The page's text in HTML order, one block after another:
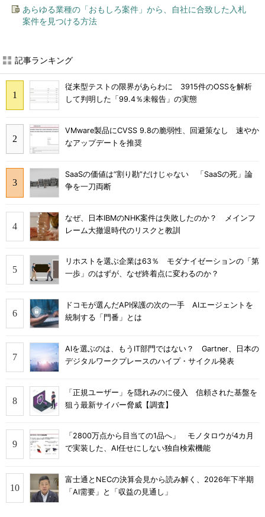
あらゆる業種の「おもしろ案件」から、自社に合致した入札
案件を見つける方法
記事ランキング
従来型テストの限界があらわに 3915件のOSSを解析
して判明した「99.4％未報告」の実態
VMware製品にCVSS 9.8の脆弱性、回避策なし 速やか
なアップデートを推奨
SaaSの価値は“割り勘”だけじゃない 「SaaSの死」論
争を一刀両断
なぜ、日本IBMのNHK案件は失敗したのか？ メインフ
レーム大撤退時代のリスクと教訓
リホストを選ぶ企業は63％ モダナイゼーションの「第
一歩」のはずが、なぜ終着点に変わるのか？
ドコモが選んだAPI保護の次の一手 AIエージェントを
統制する「門番」とは
AIを選ぶのは、もうIT部門ではない？ Gartner、日本の
デジタルワークプレースのハイプ・サイクル発表
「正規ユーザー」を隠れみのに侵入 信頼された基盤を
狙う最新サイバー脅威【調査】
「2800万点から目当ての1品へ」 モノタロウが4カ月
で実装した、AI任せにしない独自検索機能
富士通とNECの決算会見から読み解く、2026年下半期
「AI需要」と「収益の見通し」